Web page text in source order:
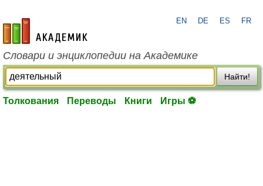
academic.ru
EN DE ES FR
Словари и энциклопедии на Академике
Найти!
Толкования Переводы Книги Игры ⚽